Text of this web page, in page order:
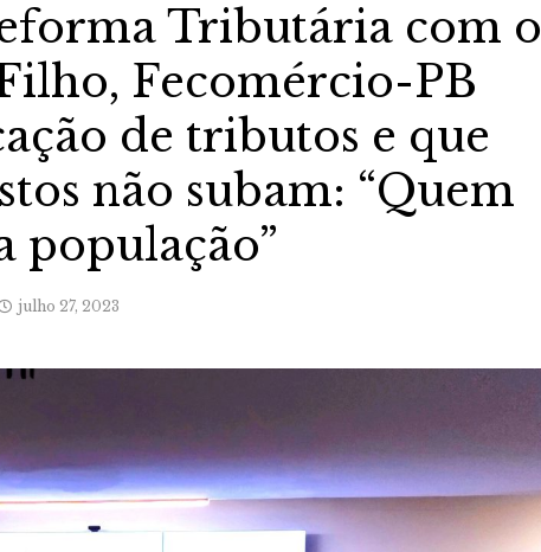
Tributária com o
Fecomércio-PB
de tributos e que
não subam: “Quem
população”
julho 27, 2023